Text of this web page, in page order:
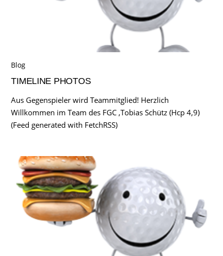
Blog
TIMELINE PHOTOS
Aus Gegenspieler wird Teammitglied! Herzlich
Willkommen im Team des FGC ,Tobias Schütz (Hcp 4,9)
(Feed generated with FetchRSS)